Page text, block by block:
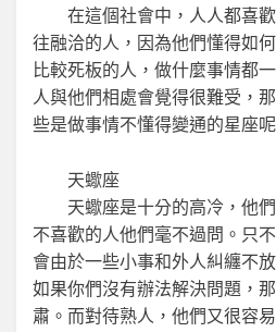
在這個社會中，人人都喜歡
往融洽的人，因為他們懂得如
比較死板的人，做什麼事情都
人與他們相處會覺得很難受，
些是做事情不懂得變通的星座呢
天蠍座
天蠍座是十分的高冷，他們
不喜歡的人他們毫不過問。只
會由於一些小事和外人糾纏不
如果你們沒有辦法解決問題，
肅。而對待熟人，他們又很容